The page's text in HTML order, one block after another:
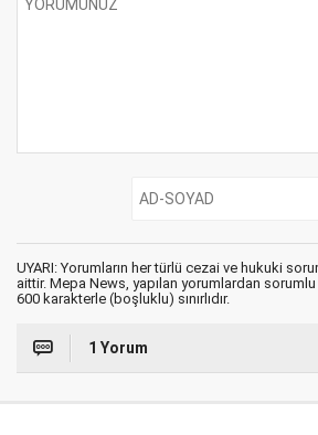
UYARI: Yorumların her türlü cezai ve hukuki
aittir. Mepa News, yapılan yorumlardan
600 karakterle (boşluklu) sınırlıdır.
1 Yorum